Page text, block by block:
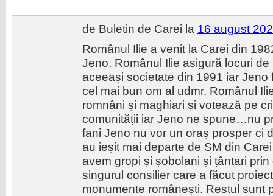
de Buletin de Carei la 16 august
Românul Ilie a venit la Carei din
Jeno. Românul Ilie asigură locuri
aceeași societate din 1991 iar
cel mai bun om al udmr. Românul
romnâni și maghiari și votează pe
comunității iar Jeno ne spune…nu
fani Jeno nu vor un oraș prosper ci
au ieșit mai departe de SM din
avem gropi și șobolani și țânțari
singurul consilier care a făcut
monumente românești. Restul sunt